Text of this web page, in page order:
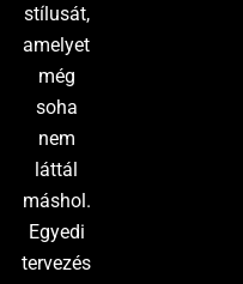
stílusát,
amelyet
még
soha
nem
láttál
máshol.
Egyedi
tervezés